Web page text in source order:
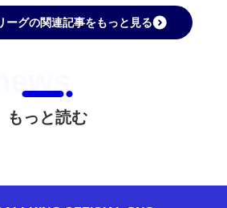
ーグの関連記事をもっと見る
もっと読む